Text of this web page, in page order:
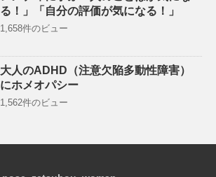
る！」「自分の評価が気になる！」
1,658件のビュー
大人のADHD（注意欠陥多動性障害）
にホメオパシー
1,562件のビュー